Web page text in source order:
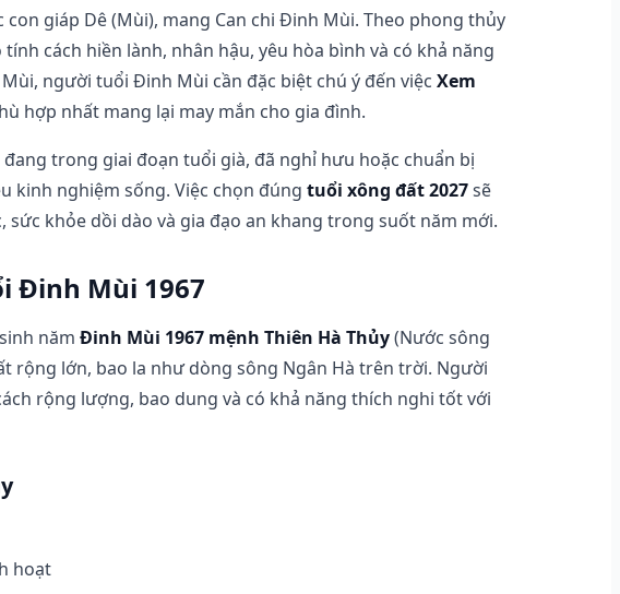
con giáp Dê (Mùi), mang Can chi Đinh Mùi. Theo phong thủy
cách hiền lành, nhân hậu, yêu hòa bình và có khả năng
người tuổi Đinh Mùi cần đặc biệt chú ý đến việcXem
hợp nhất mang lại may mắn cho gia đình.
trong giai đoạn tuổi già, đã nghỉ hưu hoặc chuẩn bị
kinh nghiệm sống. Việc chọn đúngtuổi xông đất 2027sẽ
sức khỏe dồi dào và gia đạo an khang trong suốt năm mới.
Đinh Mùi 1967
nămĐinh Mùi 1967 mệnh Thiên Hà Thủy(Nước sông
rộng lớn, bao la như dòng sông Ngân Hà trên trời. Người
rộng lượng, bao dung và có khả năng thích nghi tốt với
hoạt